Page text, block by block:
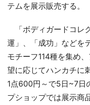
テムを展示販売する。
「ボディガードコレ
運」、「成功」などを
モチーフ114種を集め
望に応じてハンカチに
1点600円～で5日~7日
プショップでは展示商